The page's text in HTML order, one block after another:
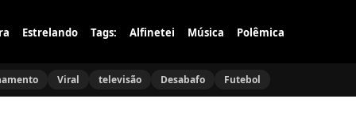
Estrelando Tags: Alfinetei Música Polêmica
Viral televisão Desabafo Futebol